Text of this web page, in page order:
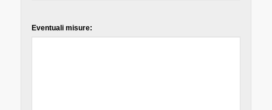
Eventuali misure: